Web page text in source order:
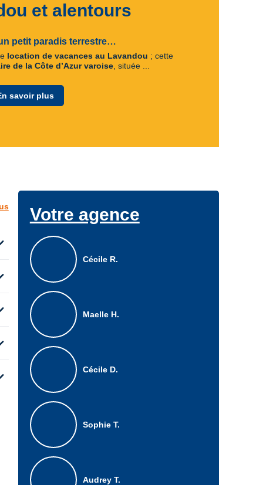
et alentours
petit paradis terrestre…
location de vacances au Lavandou ; cette
de la Côte d’Azur varoise , située ...
savoir plus
Votre agence
Cécile R.
Maelle H.
Cécile D.
Sophie T.
Audrey T.